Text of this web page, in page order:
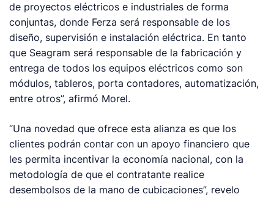
de proyectos eléctricos e industriales de forma
conjuntas, donde Ferza será responsable de los
diseño, supervisión e instalación eléctrica. En tanto
que Seagram será responsable de la fabricación y
entrega de todos los equipos eléctricos como son
módulos, tableros, porta contadores, automatización,
entre otros”, afirmó Morel.
“Una novedad que ofrece esta alianza es que los
clientes podrán contar con un apoyo financiero que
les permita incentivar la economía nacional, con la
metodología de que el contratante realice
desembolsos de la mano de cubicaciones”, revelo